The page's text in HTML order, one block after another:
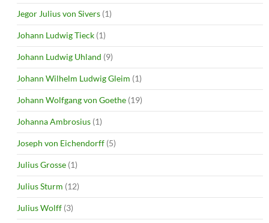
Jegor Julius von Sivers (1)
Johann Ludwig Tieck (1)
Johann Ludwig Uhland (9)
Johann Wilhelm Ludwig Gleim (1)
Johann Wolfgang von Goethe (19)
Johanna Ambrosius (1)
Joseph von Eichendorff (5)
Julius Grosse (1)
Julius Sturm (12)
Julius Wolff (3)